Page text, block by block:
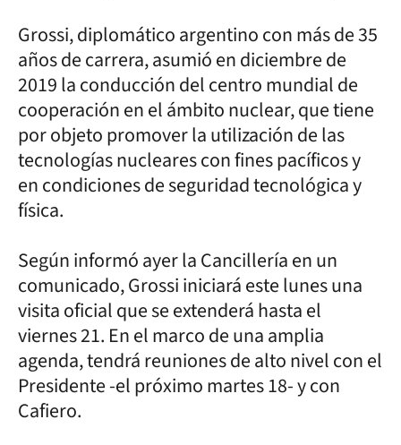
Grossi, diplomático argentino con más de 35
años de carrera, asumió en diciembre de
2019 la conducción del centro mundial de
cooperación en el ámbito nuclear, que tiene
por objeto promover la utilización de las
tecnologías nucleares con fines pacíficos y
en condiciones de seguridad tecnológica y
física.
Según informó ayer la Cancillería en un
comunicado, Grossi iniciará este lunes una
visita oficial que se extenderá hasta el
viernes 21. En el marco de una amplia
agenda, tendrá reuniones de alto nivel con el
Presidente -el próximo martes 18- y con
Cafiero.